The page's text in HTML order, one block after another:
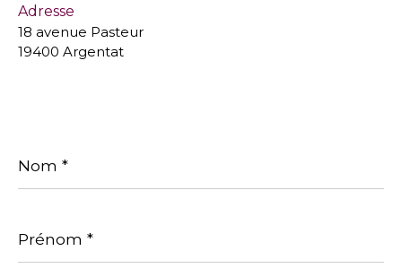
Adresse
18 avenue Pasteur
19400 Argentat
*
*